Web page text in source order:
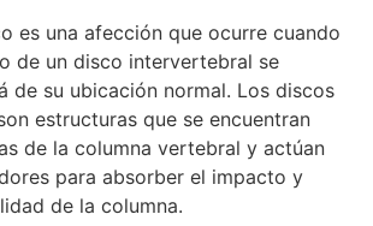
es una afección que ocurre cuando
de un disco intervertebral se
de su ubicación normal. Los discos
estructuras que se encuentran
de la columna vertebral y actúan
para absorber el impacto y
de la columna.